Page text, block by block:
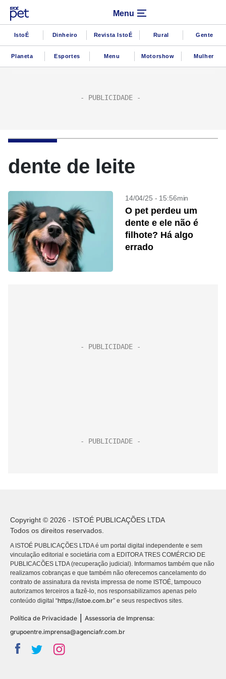
Menu
IstoÉ Dinheiro Revista IstoÉ Rural Gente
Planeta Esportes Menu Motorshow Mulher
dente de leite
14/04/25 - 15:56min
O pet perdeu um
dente e ele não é
filhote? Há algo
errado
Copyright © 2026 - ISTOÉ PUBLICAÇÕES LTDA
Todos os direitos reservados.
A ISTOÉ PUBLICAÇÕES LTDA é um portal digital independente e sem
vinculação editorial e societária com a EDITORA TRES COMÉRCIO DE
PUBLICACÕES LTDA (recuperação judicial). Informamos também que não
realizamos cobranças e que também não oferecemos cancelamento do
contrato de assinatura da revista impressa de nome ISTOÉ, tampouco
autorizamos terceiros a fazê-lo, nos responsabilizamos apenas pelo
conteúdo digital “https://istoe.com.br” e seus respectivos sites.
Política de Privacidade
Assessoria de Imprensa:
grupoentre.imprensa@agenciafr.com.br